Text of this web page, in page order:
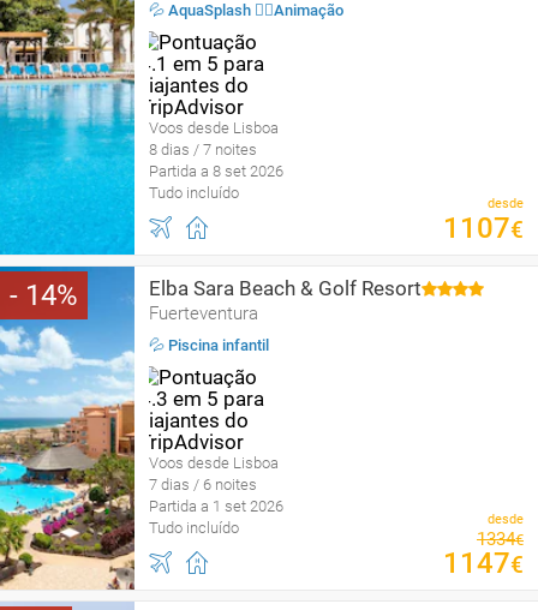
💦 AquaSplash 🤹‍♂️Animação
Voos desde Lisboa
8 dias / 7 noites
Partida a 8 set 2026
Tudo incluído
desde
1107€
14 Elba Sara Beach & Golf Resort
Fuerteventura
💦 Piscina infantil
Voos desde Lisboa
7 dias / 6 noites
Partida a 1 set 2026
Tudo incluído
desde
1334€
1147€